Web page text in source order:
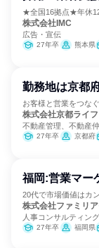
★全国16拠点★年休
株式会社IMC
広告・宣伝
27年卒 熊本県
勤務地は京都
お客様と営業をつな
株式会社京都ライフ
不動産管理、不動産
27年卒 京都府
福岡:営業マー
20代で市場価値はカ
株式会社ファミリ
人事コンサルティン
27年卒 福岡県